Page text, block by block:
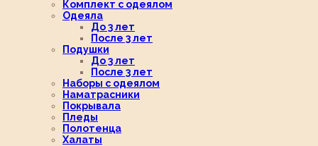
Комплект с одеялом
Одеяла
До 3 лет
После 3 лет
Подушки
До 3 лет
После 3 лет
Наборы с одеялом
Наматрасники
Покрывала
Пледы
Полотенца
Халаты